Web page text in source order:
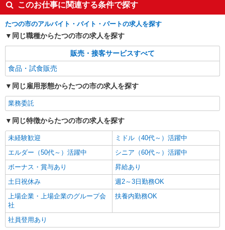
このお仕事に関連する条件で探す
たつの市のアルバイト・バイト・パートの求人を探す
同じ職種からたつの市の求人を探す
販売・接客サービスすべて
食品・試食販売
同じ雇用形態からたつの市の求人を探す
業務委託
同じ特徴からたつの市の求人を探す
未経験歓迎
ミドル（40代～）活躍中
エルダー（50代～）活躍中
シニア（60代～）活躍中
ボーナス・賞与あり
昇給あり
土日祝休み
週2～3日勤務OK
上場企業・上場企業のグループ会
社
扶養内勤務OK
社員登用あり